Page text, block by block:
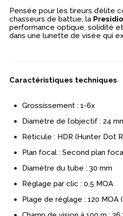
Pensée pour les tireurs d’élite
chasseurs de battue, la
performance optique, solidité
dans une lunette de visée qui
Caractéristiques techniques
Grossissement : 1-6x
Diamètre de l’objectif : 24
Réticule : HDR (Hunter Dot
Plan focal : Second plan
Diamètre du tube : 30 mm
Réglage par clic : 0,5 MOA
Plage de réglage : 120